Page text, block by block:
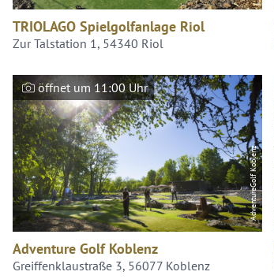
TRIOLAGO Spielgolfanlage Riol
Zur Talstation 1, 54340 Riol
AdventureGolf Koblenz
öffnet um 11:00 Uhr
Adventure Golf Koblenz
Greiffenklaustraße 3, 56077 Koblenz